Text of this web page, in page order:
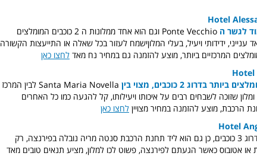
Hotel
לגשר ה
Ponte Vecchio וגם הוא אחד ממלונות ה 2 כוכבים המומלצים
ידידותי ויעיל, בעלי המלוןישמח לעזור בכל שאלה או התייעצות הקשורה
המרכזיים ביותר, מוצע להזמנה גם במחיר נח מאד לחצו כאן
Hotel
2 כוכבים, מצוי בין
Santa Maria Novella לבין המרכז
שזוכה לשבחים רבים על איכותו ויעילותו, קל להגעה כמו כל האחרים
הרכבת, מוצע להזמנה במחיר מצויין לחצו כאן
Hotel
עוד אחד מהמלונות המומלצים ביותר בדרוג 3 כוכבים, כן גם הוא ליד תחנת הרכבת סנטה מריה נובלה בפירנצה, רק
או אטובוס כאשר הגעתם לפירנצה, פשוט לכו למלון, מציע תנאים טובים מאד